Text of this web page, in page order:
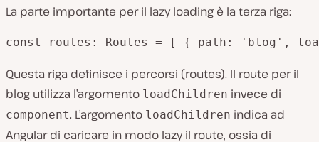
La parte importante per il lazy loading è la terza riga:
Questa riga definisce i percorsi (routes). Il route per il
blog utilizza l’argomento loadChildren invece di
component. L’argomento loadChildren indica ad
Angular di caricare in modo lazy il route, ossia di